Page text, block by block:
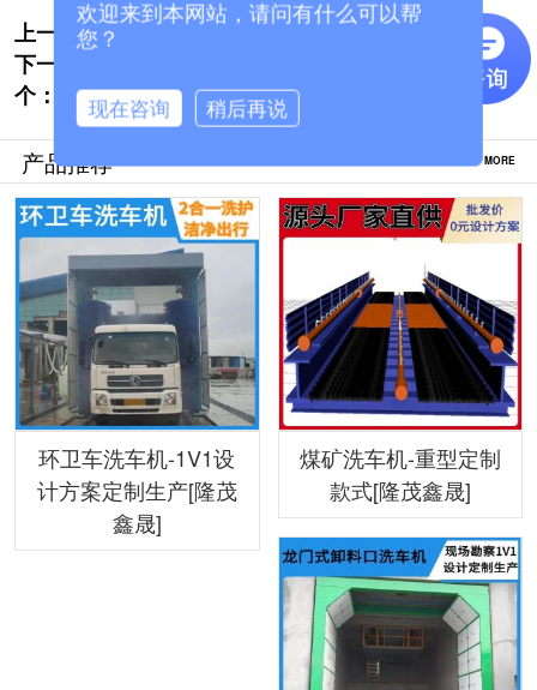
上一个: 长春隧道式全自动洗车机在哪里购买[隆茂鑫
下一
个：
货车无刷通过式洗车机-千家用户好口碑厂家
[隆茂鑫晟]
产品推荐 MORE
环卫车洗车机-1V1设
计方案定制生产[隆茂
鑫晟]
煤矿洗车机-重型定制
款式[隆茂鑫晟]
欢迎来到本网站，请问有什么可以帮
您？
现在咨询 稍后再说